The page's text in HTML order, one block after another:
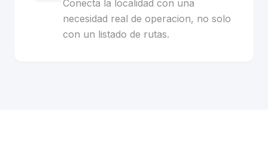
Conecta la localidad con una
necesidad real de operacion, no solo
con un listado de rutas.